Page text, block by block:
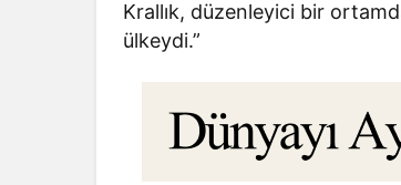
Krallık, düzenleyici bir
ülkeydi.”